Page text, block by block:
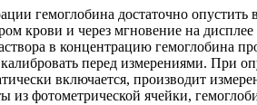
гемоглобина достаточно
крови и через мгновение на
в концентрацию гемоглобина
перед измерениями. При
включается, производит
из фотометрической ячейки,